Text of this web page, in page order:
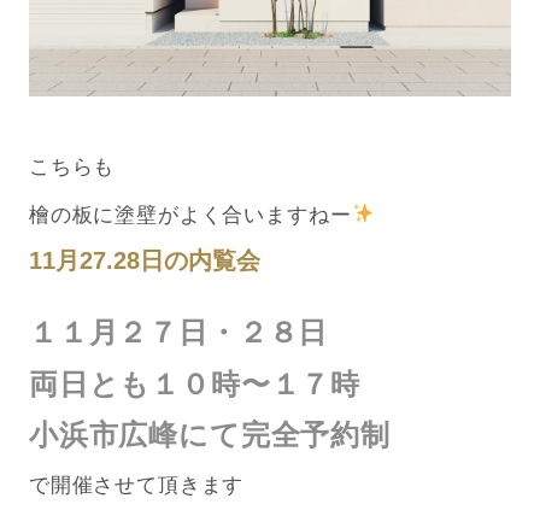
こちらも
檜の板に塗壁がよく合いますねー
11月27.28日の内覧会
１１月２７日・２８日
両日とも１０時〜１７時
小浜市広峰にて完全予約制
で開催させて頂きます